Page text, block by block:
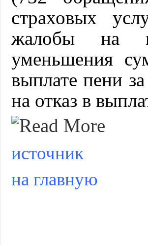
страховых
жалобы на
уменьшения
выплате пени
на отказ в
источник
на главную